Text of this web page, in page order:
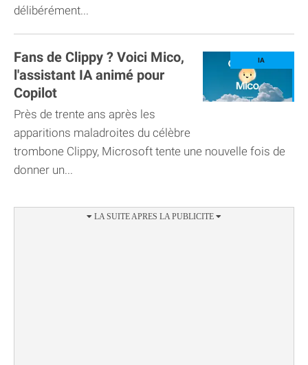
délibérément...
Fans de Clippy ? Voici Mico,
l'assistant IA animé pour
Copilot
Près de trente ans après les
apparitions maladroites du célèbre
trombone Clippy, Microsoft tente une nouvelle fois de
donner un...